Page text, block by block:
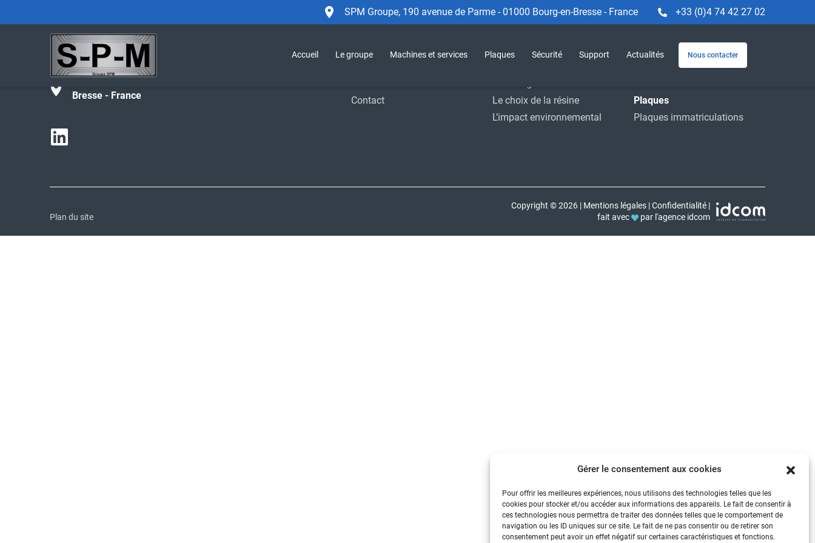
Gérer le consentement aux cookies
Pour offrir les meilleures expériences, nous utilisons des technologies telles que les
cookies pour stocker et/ou accéder aux informations des appareils. Le fait de consentir à
ces technologies nous permettra de traiter des données telles que le comportement de
navigation ou les ID uniques sur ce site. Le fait de ne pas consentir ou de retirer son
consentement peut avoir un effet négatif sur certaines caractéristiques et fonctions.
SPM Groupe, 190 avenue de Parme - 01000 Bourg-en-Bresse - France +33 (0)4 74 42 27 02
Accueil Le groupe Machines et services Plaques Sécurité Support Actualités Nous contacter
Tél :+33 (0)4 74 42 27 02
contact@spm-groupe.com
190 avenue de Parme - 01000 Bourg-en-
Bresse - France
Contact
SPM Groupe
Le choix de la résine
L’impact environnemental
Machines
Plaques
Plaques immatriculations
Plan du site
Copyright © 2026 | Mentions légales |Confidentialité |
fait avec
par l'agence idcom